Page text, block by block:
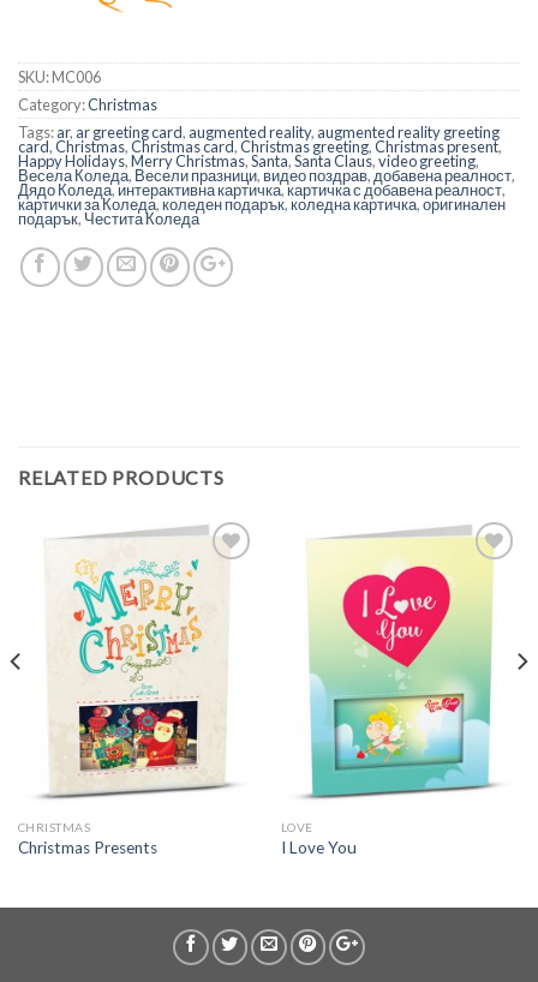
SKU:MC006
Category:Christmas
Tags:ar, ar greeting card, augmented reality, augmented reality greeting
card,Christmas,Christmas card,Christmas greeting,Christmas present,
Happy Holidays,Merry Christmas,Santa,Santa Claus,video greeting,
Весела Коледа, Весели празници, видео поздрав,добавена реалност,
Дядо Коледа,интерактивна картичка,картичка с добавена реалност,
картички за Коледа,коледен подарък,коледна картичка,оригинален
подарък, Честита Коледа
RELATED PRODUCTS
CHRISTMAS
Christmas Presents
LOVE
I Love You